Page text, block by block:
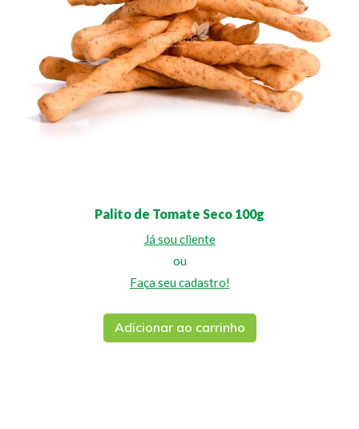
Palito de Tomate Seco 100g
Já sou cliente
ou
Faça seu cadastro!
Adicionar ao carrinho